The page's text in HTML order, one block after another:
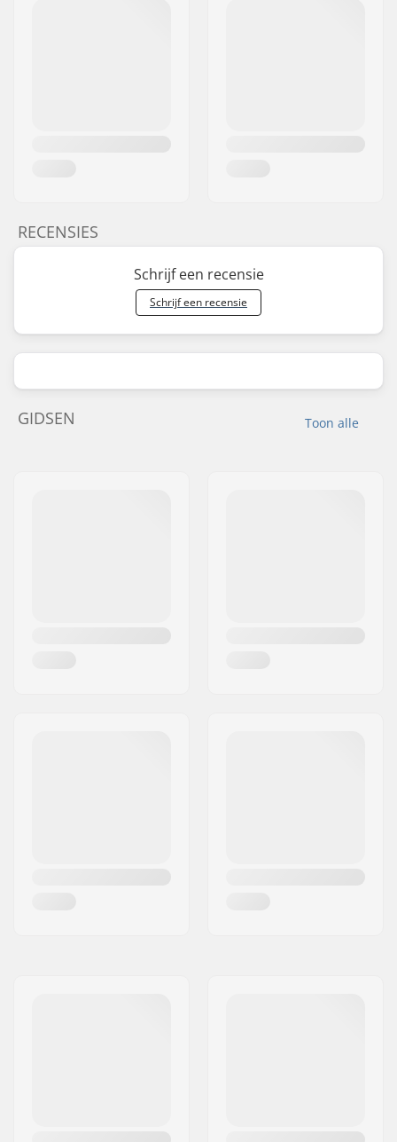
RECENSIES
Schrijf een recensie
Schrijf een recensie
Toon alle
GIDSEN